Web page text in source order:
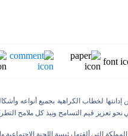
إدانتها لخطاب الكراهية بجميع أنواعه
نحو تعزيز قيم التسامح ونبذ كل ملامح